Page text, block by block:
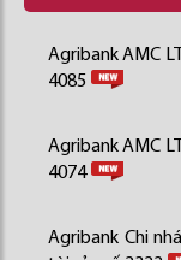
Agribank AMC
4085
Agribank AMC
4074
Agribank Chi